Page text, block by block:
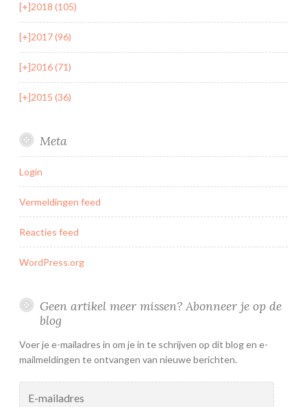
[+]2018 (105)
[+]2017 (96)
[+]2016 (71)
[+]2015 (36)
Meta
Login
Vermeldingen feed
Reacties feed
WordPress.org
Geen artikel meer missen? Abonneer je op de
blog
Voer je e-mailadres in om je in te schrijven op dit blog en e-
mailmeldingen te ontvangen van nieuwe berichten.
mailadres